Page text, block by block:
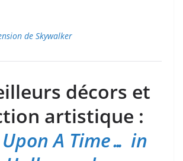
de Skywalker
décors et
artistique :
A Time… in